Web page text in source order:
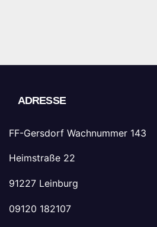
ADRESSE
FF-Gersdorf Wachnummer 143
Heimstraße 22
91227 Leinburg
09120 182107